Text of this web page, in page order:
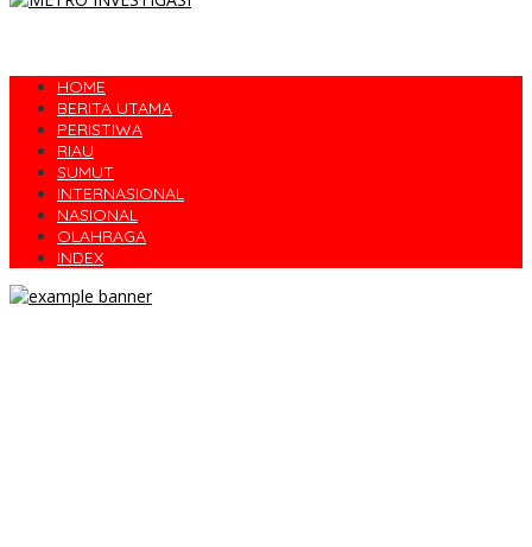
HOME
BERITA UTAMA
PERISTIWA
RIAU
SUMUT
INTERNASIONAL
NASIONAL
OLAHRAGA
INDEX